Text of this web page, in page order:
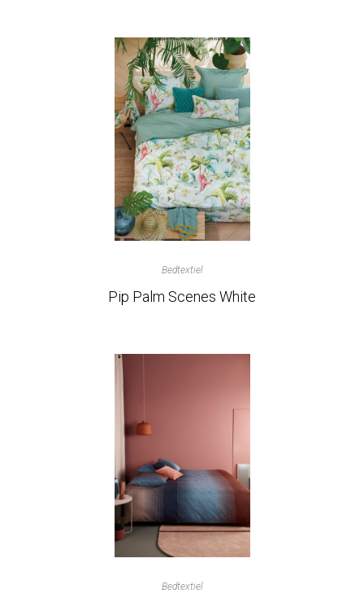
Bedtextiel
Pip Palm Scenes White
Bedtextiel